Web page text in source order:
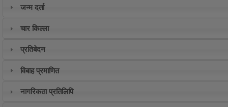
जन्म दर्ता
चार किल्ला
प्रतिबेदन
विबाह प्रमाणित
नागरिकता प्रतिलिपि